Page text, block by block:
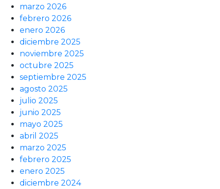
marzo 2026
febrero 2026
enero 2026
diciembre 2025
noviembre 2025
octubre 2025
septiembre 2025
agosto 2025
julio 2025
junio 2025
mayo 2025
abril 2025
marzo 2025
febrero 2025
enero 2025
diciembre 2024